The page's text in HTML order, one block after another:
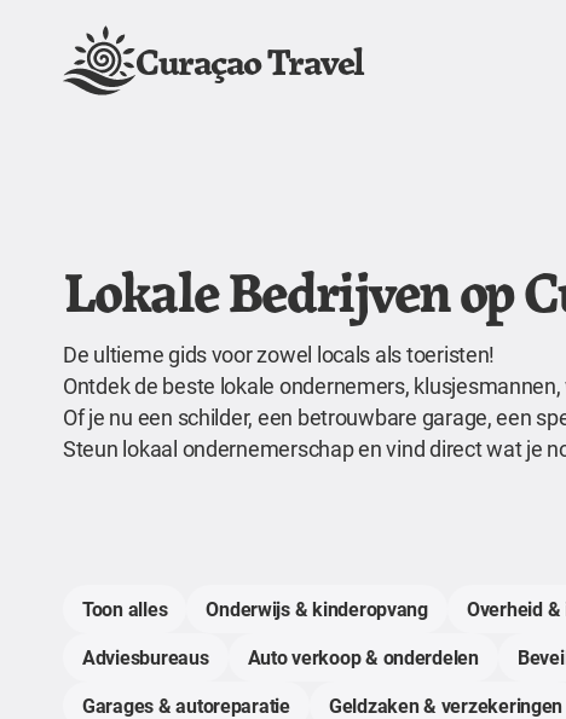
Curaçao Travel
Lokale Bedrijven op
De ultieme gids voor zowel locals als toeristen!
Ontdek de beste lokale ondernemers,
Of je nu een schilder, een betrouwbare garage, een
Steun lokaal ondernemerschap en vind direct wat je
Toon alles Onderwijs & kinderopvang Overheid
Adviesbureaus
Auto verkoop & onderdelen
Garages & autoreparatie
Geldzaken & verzekeringen